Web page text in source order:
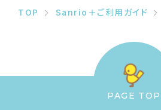
TOP Sanrio＋ご利用ガイド
PAGE TOP